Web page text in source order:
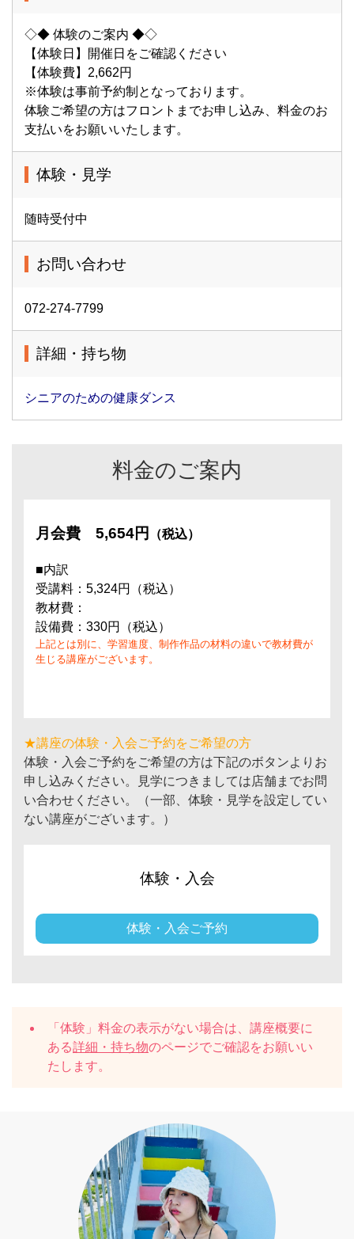
◇◆ 体験のご案内 ◆◇
【体験日】開催日をご確認ください
【体験費】2,662円
※体験は事前予約制となっております。
体験ご希望の方はフロントまでお申し込み、料金のお
支払いをお願いいたします。
体験・見学
随時受付中
お問い合わせ
072-274-7799
詳細・持ち物
シニアのための健康ダンス
料金のご案内
月会費 5,654円 （税込）
■内訳
受講料：5,324円（税込）
教材費：
設備費：330円（税込）
上記とは別に、学習進度、制作作品の材料の違いで教材費が
生じる講座がございます。
★講座の体験・入会ご予約をご希望の方
体験・入会ご予約をご希望の方は下記のボタンよりお
申し込みください。見学につきましては店舗までお問
い合わせください。（一部、体験・見学を設定してい
ない講座がございます。）
体験・入会
体験・入会ご予約
「体験」料金の表示がない場合は、講座概要に
ある詳細・持ち物のページでご確認をお願いい
たします。